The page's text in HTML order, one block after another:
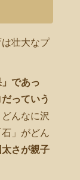
壮大なプ
であっ
っていう
んなに沢
」がどん
さが親子